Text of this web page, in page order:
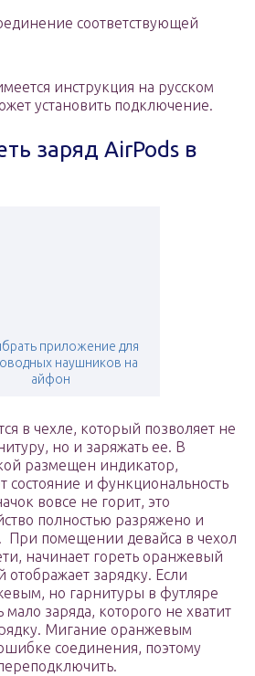
соответствующей
инструкция на русском
установить подключение.
заряд AirPods в
приложение для
наушников на
айфон
в чехле, который позволяет не
но и заряжать ее. В
размещен индикатор,
состояние и функциональность
вовсе не горит, это
полностью разряжено и
При помещении девайса в чехол
начинает гореть оранжевый
зарядку. Если
но гарнитуры в футляре
мало заряда, которого не хватит
Мигание оранжевым
соединения, поэтому